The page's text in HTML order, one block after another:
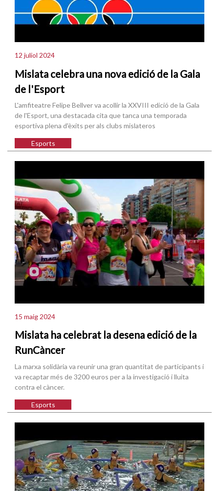
12 juliol 2024
Mislata celebra una nova edició de la Gala
de l'Esport
L'amfiteatre Felipe Bellver va acollir la XXVIII edició de la Gala
de l'Esport, una destacada cita que tanca una temporada
esportiva plena d'èxits per als clubs mislateros
Esports
15 maig 2024
Mislata ha celebrat la desena edició de la
RunCàncer
La marxa solidària va reunir una gran quantitat de participants i
va recaptar més de 3200 euros per a la investigació i lluita
contra el càncer.
Esports